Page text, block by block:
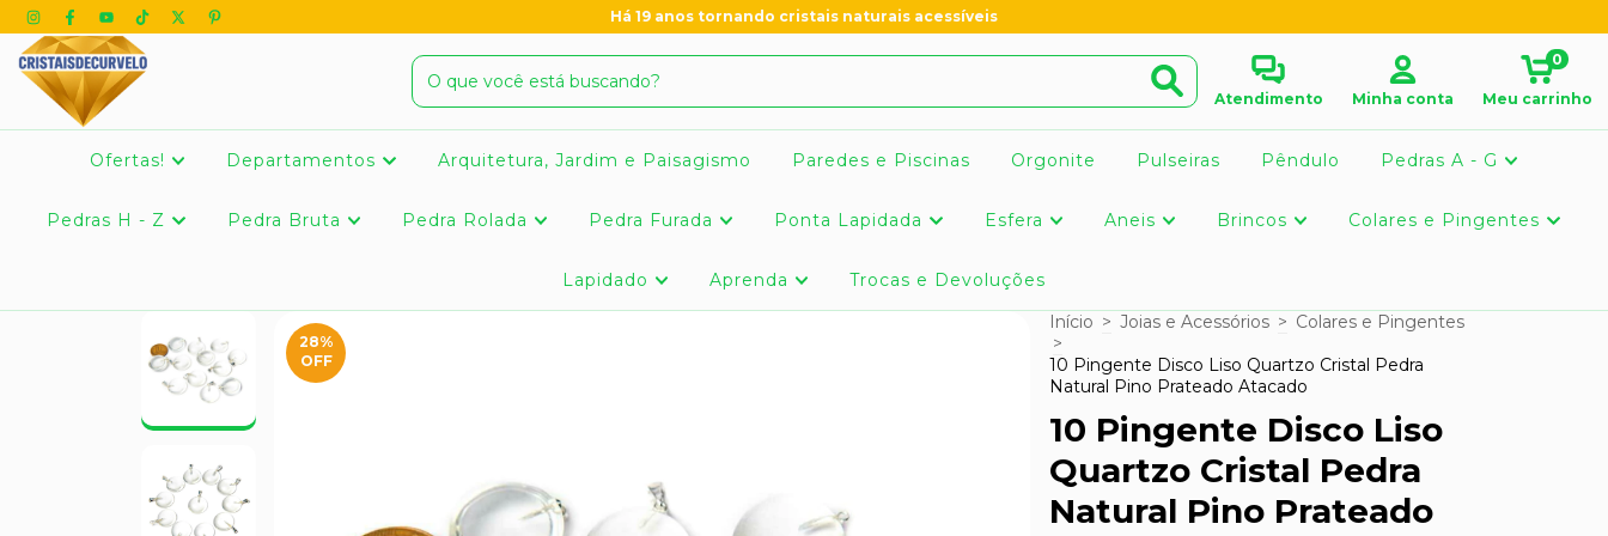
Há 19 anos tornando cristais naturais acessíveis
Atendimento Minha conta Meu carrinho
0
Ofertas! Departamentos Arquitetura, Jardim e Paisagismo Paredes e Piscinas Orgonite Pulseiras Pêndulo Pedras A - G
Pedras H - Z Pedra Bruta Pedra Rolada Pedra Furada Ponta Lapidada Esfera Aneis Brincos Colares e Pingentes
Lapidado Aprenda Trocas e Devoluções
28%
OFF
Início > Joias e Acessórios > Colares e Pingentes
>
10 Pingente Disco Liso Quartzo Cristal Pedra
Natural Pino Prateado Atacado
10 Pingente Disco Liso
Quartzo Cristal Pedra
Natural Pino Prateado